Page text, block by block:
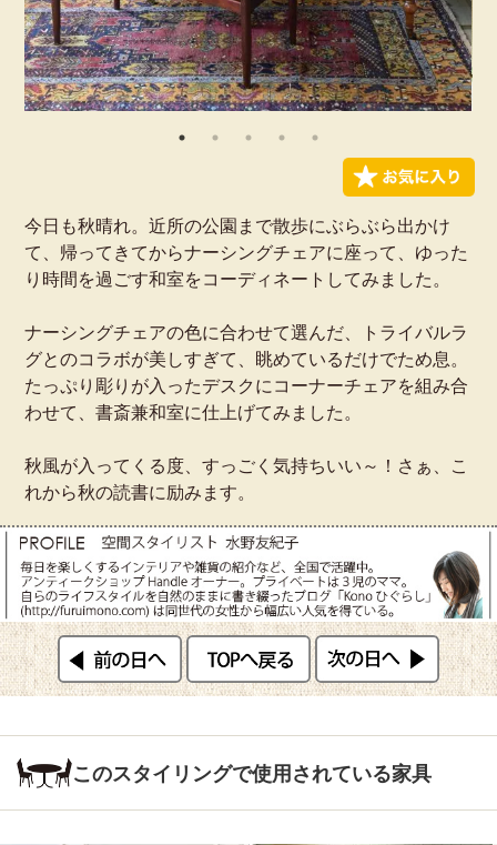
今日も秋晴れ。近所の公園まで散歩にぶらぶら出かけ
て、帰ってきてからナーシングチェアに座って、ゆった
り時間を過ごす和室をコーディネートしてみました。
ナーシングチェアの色に合わせて選んだ、トライバルラ
グとのコラボが美しすぎて、眺めているだけでため息。
たっぷり彫りが入ったデスクにコーナーチェアを組み合
わせて、書斎兼和室に仕上げてみました。
秋風が入ってくる度、すっごく気持ちいい～！さぁ、こ
れから秋の読書に励みます。
このスタイリングで使用されている家具